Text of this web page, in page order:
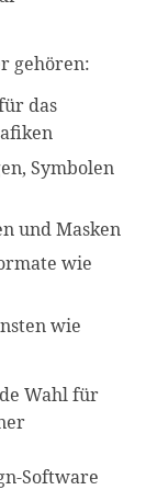
gehören:
das
Symbolen
und Masken
wie
wie
Wahl für
Software